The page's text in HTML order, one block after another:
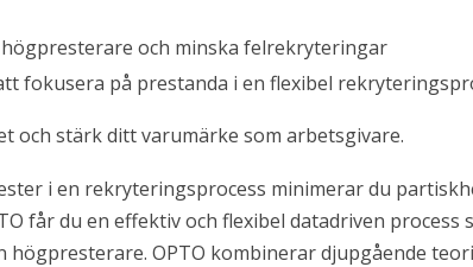
och minska felrekryteringar
fokusera på prestanda i en flexibel
och stärk ditt varumärke som arbetsgivare.
i en rekryteringsprocess minimerar du
får du en effektiv och flexibel datadriven
OPTO kombinerar djupgående